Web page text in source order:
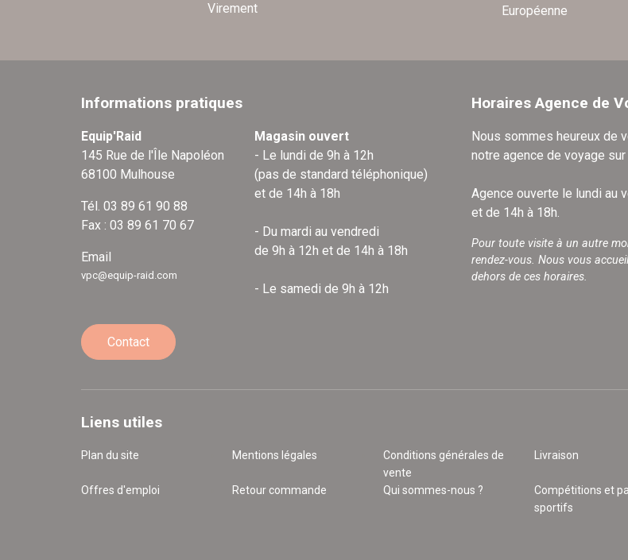
Virement
Européenne
Informations pratiques
Equip'Raid
145 Rue de l'Île Napoléon
68100 Mulhouse
Tél. 03 89 61 90 88
Fax : 03 89 61 70 67
Email
vpc@equip-raid.com
Magasin ouvert
- Le lundi de 9h à 12h
(pas de standard téléphonique)
et de 14h à 18h
- Du mardi au vendredi
de 9h à 12h et de 14h à 18h
- Le samedi de 9h à 12h
Contact
Horaires Agence de
Nous sommes heureux de
notre agence de voyage
Agence ouverte le lundi au
et de 14h à 18h.
Pour toute visite à un autre
rendez-vous. Nous vous
dehors de ces horaires.
Liens utiles
Plan du site Mentions légales
Conditions générales de
vente
Livraison
Offres d'emploi Retour commande Qui sommes-nous ?
Compétitions et
sportifs